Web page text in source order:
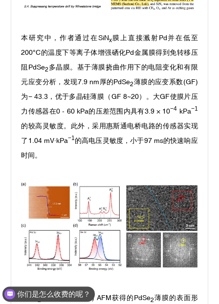
本研究中，作者通过在SiNx膜上直接溅射Pd并在低至
200°C的温度下等离子体增强硒化Pd金属膜得到免转移压
阻 PdSe2 多晶膜。基于薄膜挠曲作用下的电阻变化和有限
元应变分析，发现7.9 nm厚的PdSe2薄膜的应变系数(GF)
为−43.3 ，优于多晶硅薄膜（GF 8~20）。大GF使膜片压
力传感器在0 - 60 kPa的压差范围内具有3.9 × 10−4 kPa−1
的较高灵敏度。此外，采用惠斯通电桥电路的传感器实现
了 1.04 mV·kPa−1 的高电压灵敏度，小于97 ms的快速响应
时间。
PdSe2薄膜的表征。 (a) AFM获得的PdSe2薄膜的表面形
你们是怎么收费的呢？